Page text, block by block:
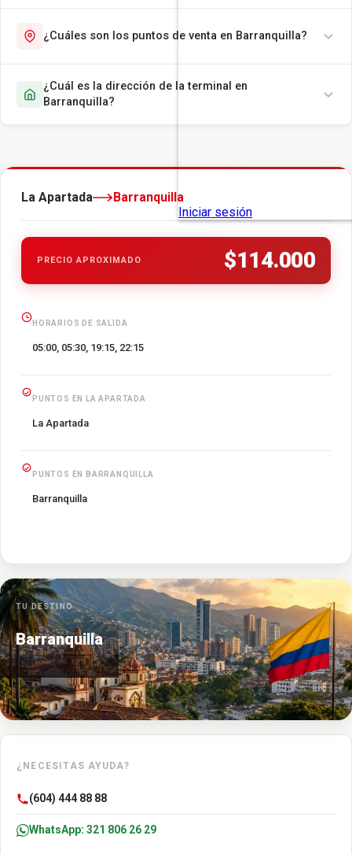
¿Cuáles son los puntos de venta en Barranquilla?
¿Cuál es la dirección de la terminal en
Barranquilla?
La Apartada Barranquilla
PRECIO APROXIMADO $114.000
HORARIOS DE SALIDA
05:00, 05:30, 19:15, 22:15
PUNTOS EN LA APARTADA
La Apartada
PUNTOS EN BARRANQUILLA
Barranquilla
TU DESTINO
Barranquilla
¿NECESITAS AYUDA?
(604) 444 88 88
WhatsApp: 321 806 26 29